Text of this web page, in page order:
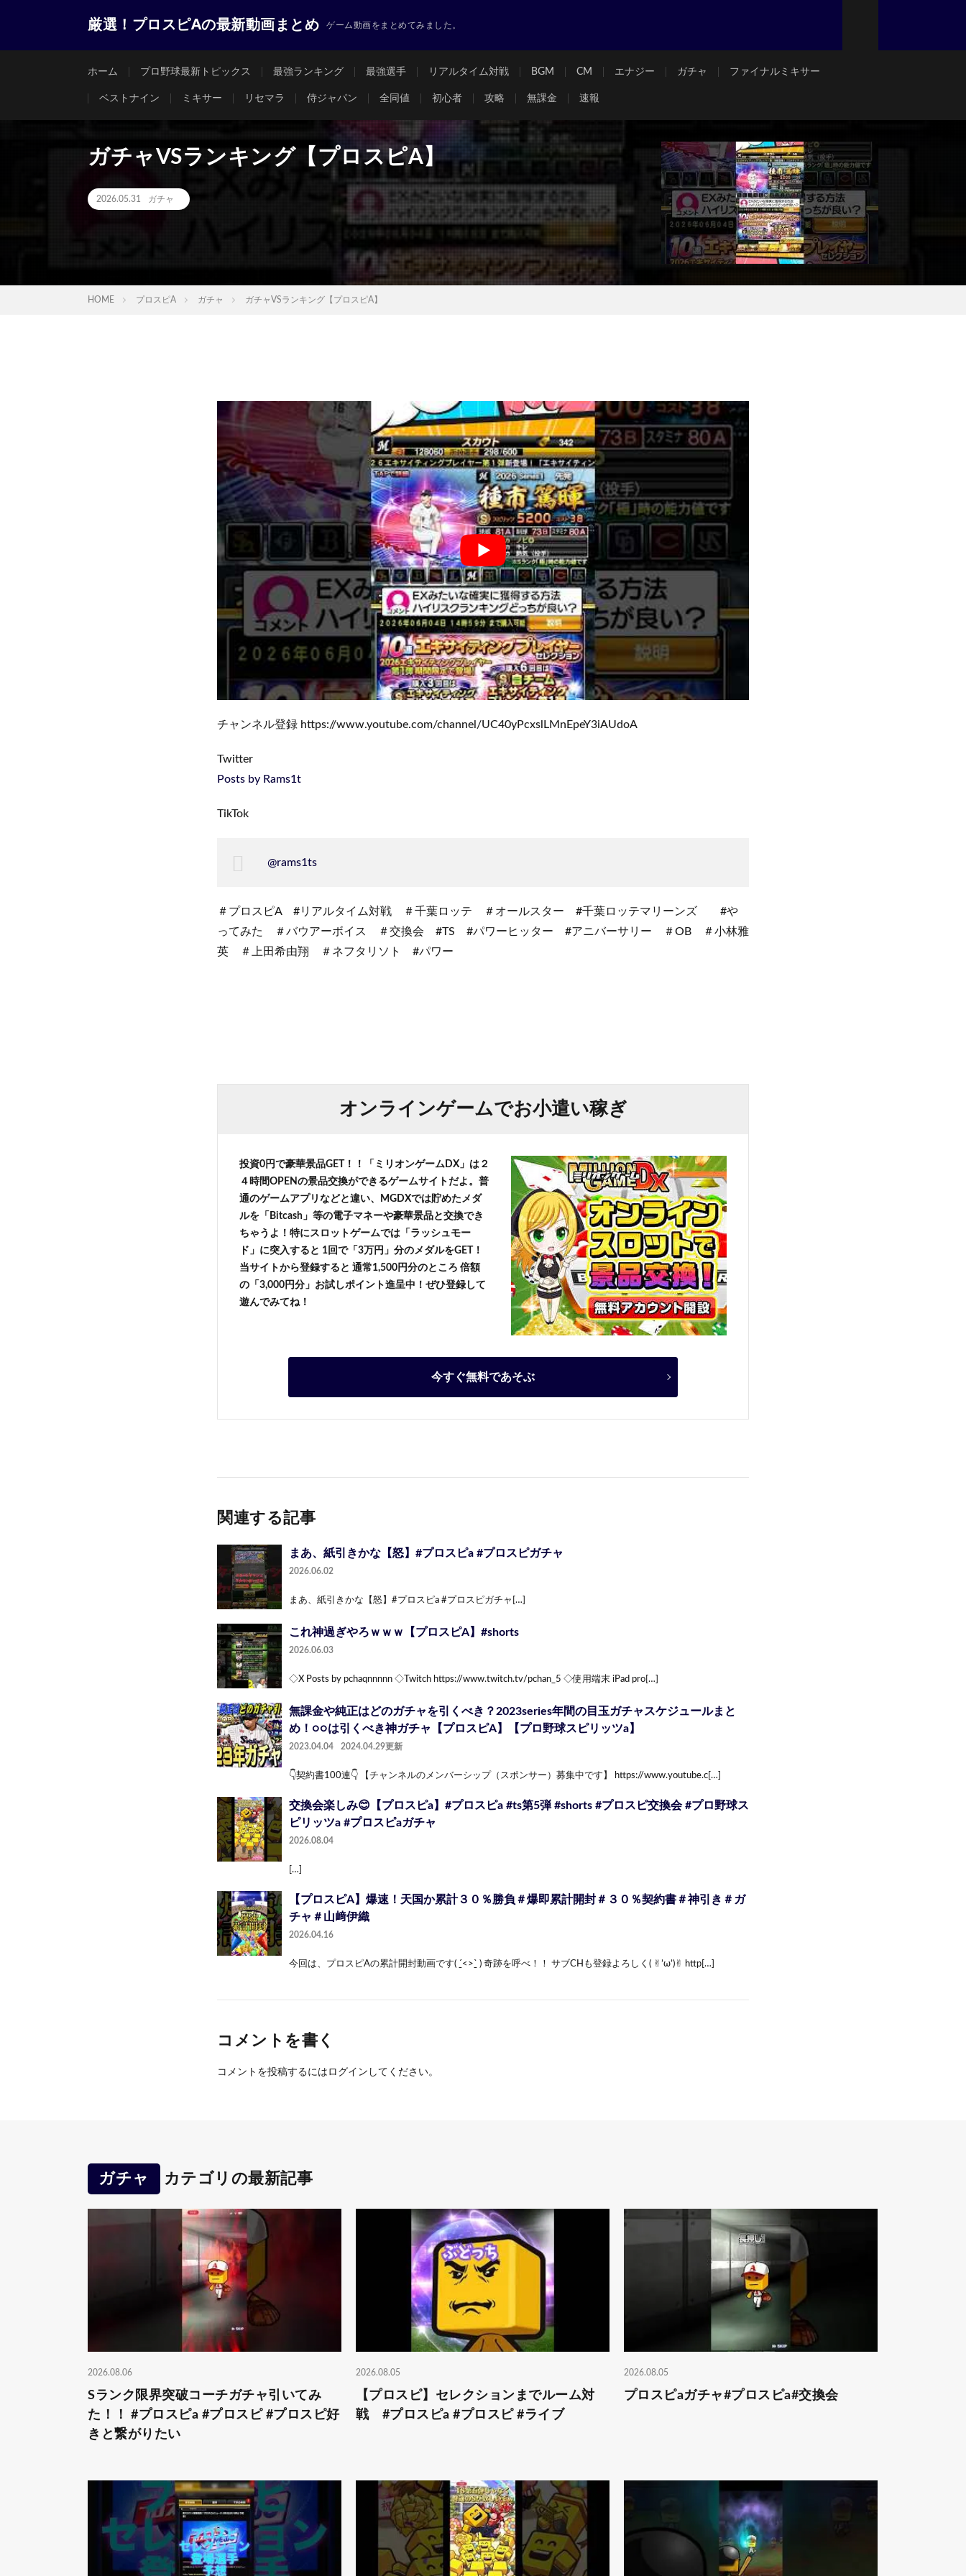
厳選！プロスピAの最新動画まとめ ゲーム動画をまとめてみました。
ホーム プロ野球最新トピックス 最強ランキング 最強選手 リアルタイム対戦 BGM CM エナジー ガチャ ファイナルミキサー
ベストナイン ミキサー リセマラ 侍ジャパン 全同値 初心者 攻略 無課金 速報
ガチャVSランキング【プロスピA】
2026.05.31 ガチャ
HOME プロスピA ガチャ ガチャVSランキング【プロスピA】
チャンネル登録 https://www.youtube.com/channel/UC40yPcxslLMnEpeY3iAUdoA
Twitter
Posts by Rams1t
TikTok
@rams1ts
＃プロスピA #リアルタイム対戦 ＃千葉ロッテ ＃オールスター #千葉ロッテマリーンズ #や
ってみた ＃バウアーボイス ＃交換会 #TS #パワーヒッター #アニバーサリー ＃OB ＃小林雅
英 ＃上田希由翔 ＃ネフタリソト #パワー
オンラインゲームでお小遣い稼ぎ
投資0円で豪華景品GET！！「ミリオンゲームDX」は２
４時間OPENの景品交換ができるゲームサイトだよ。普
通のゲームアプリなどと違い、MGDXでは貯めたメダ
ルを「Bitcash」等の電子マネーや豪華景品と交換でき
ちゃうよ！特にスロットゲームでは「ラッシュモー
ド」に突入すると 1回で「3万円」分のメダルをGET！
当サイトから登録すると 通常1,500円分のところ 倍額
の「3,000円分」お試しポイント進呈中！ぜひ登録して
遊んでみてね！
今すぐ無料であそぶ
関連する記事
まあ、紙引きかな【怒】#プロスピa #プロスピガチャ
2026.06.02
まあ、紙引きかな【怒】#プロスピa #プロスピガチャ[…]
これ神過ぎやろｗｗｗ【プロスピA】#shorts
2026.06.03
◇X Posts by pchaqnnnnn ◇Twitch https://www.twitch.tv/pchan_5 ◇使用端末 iPad pro[…]
無課金や純正はどのガチャを引くべき？2023series年間の目玉ガチャスケジュールまと
め！○○は引くべき神ガチャ【プロスピA】【プロ野球スピリッツa】
2023.04.04 2024.04.29更新
👇契約書100連👇 【チャンネルのメンバーシップ（スポンサー）募集中です】 https://www.youtube.c[…]
交換会楽しみ😊【プロスピa】#プロスピa #ts第5弾 #shorts #プロスピ交換会 #プロ野球ス
ピリッツa #プロスピaガチャ
2026.08.04
[…]
【プロスピA】爆速！天国か累計３０％勝負＃爆即累計開封＃３０％契約書＃神引き＃ガ
チャ＃山﨑伊織
2026.04.16
今回は、プロスピAの累計開封動画です( ˊ̱˂˃ˋ̱ ) 奇跡を呼べ！！ サブCHも登録よろしく( ✌︎’ω’)✌︎ http[…]
コメントを書く
コメントを投稿するには ログイン してください。
ガチャ カテゴリの最新記事
2026.08.06
Sランク限界突破コーチガチャ引いてみ
た！！ #プロスピa #プロスピ #プロスピ好
きと繋がりたい
2026.08.05
【プロスピ】セレクションまでルーム対
戦 #プロスピa #プロスピ #ライブ
2026.08.05
プロスピaガチャ#プロスピa#交換会